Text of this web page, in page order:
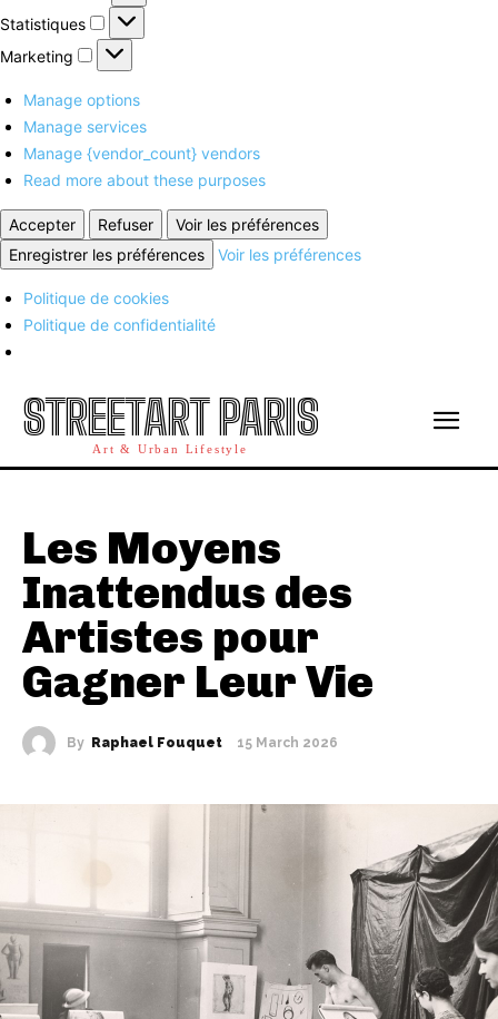
Statistiques Statistiques
Marketing Marketing
Manage options
Manage services
Manage {vendor_count} vendors
Read more about these purposes
Accepter Refuser
Voir les préférences
Enregistrer les préférences
Voir les préférences
Politique de cookies
Politique de confidentialité
STREETART PARIS
Art & Urban Lifestyle
Les Moyens
Inattendus des
Artistes pour
Gagner Leur Vie
By Raphael Fouquet 15 March 2026